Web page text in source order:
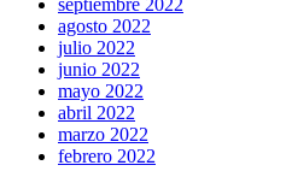
agosto 2022
julio 2022
junio 2022
mayo 2022
abril 2022
marzo 2022
febrero 2022